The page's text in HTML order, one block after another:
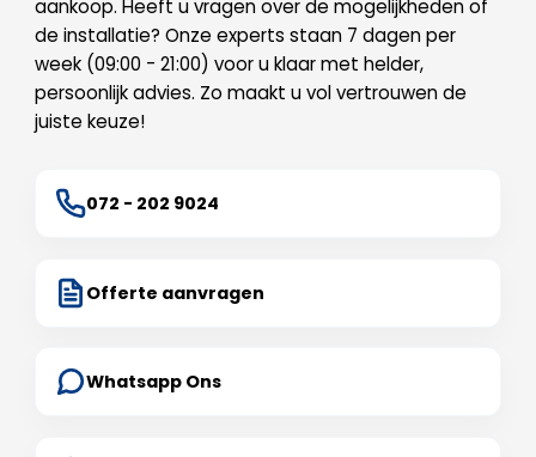
aankoop. Heeft u vragen over de mogelijkheden of
de installatie? Onze experts staan 7 dagen per
week (09:00 - 21:00) voor u klaar met helder,
persoonlijk advies. Zo maakt u vol vertrouwen de
juiste keuze!
072 - 202 9024
Offerte aanvragen
Whatsapp Ons